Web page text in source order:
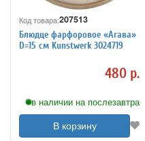
Код товара:207513
Блюдце фарфоровое «Агава»
D=15 см Kunstwerk 3024719
480 р.
в наличии на послезавтра
В корзину